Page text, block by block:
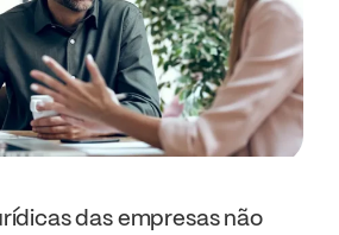
das empresas não